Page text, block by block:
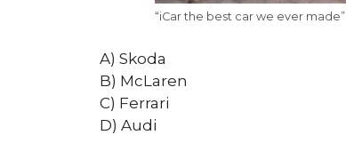
“iCar the best car we ever made”
A) Skoda
B) McLaren
C) Ferrari
D) Audi